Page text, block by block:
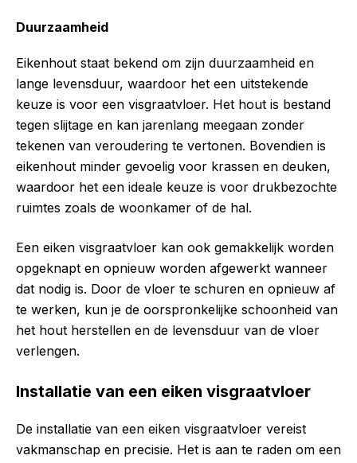
Duurzaamheid
Eikenhout staat bekend om zijn duurzaamheid en
lange levensduur, waardoor het een uitstekende
keuze is voor een visgraatvloer. Het hout is bestand
tegen slijtage en kan jarenlang meegaan zonder
tekenen van veroudering te vertonen. Bovendien is
eikenhout minder gevoelig voor krassen en deuken,
waardoor het een ideale keuze is voor drukbezochte
ruimtes zoals de woonkamer of de hal.
Een eiken visgraatvloer kan ook gemakkelijk worden
opgeknapt en opnieuw worden afgewerkt wanneer
dat nodig is. Door de vloer te schuren en opnieuw af
te werken, kun je de oorspronkelijke schoonheid van
het hout herstellen en de levensduur van de vloer
verlengen.
Installatie van een eiken visgraatvloer
De installatie van een eiken visgraatvloer vereist
vakmanschap en precisie. Het is aan te raden om een